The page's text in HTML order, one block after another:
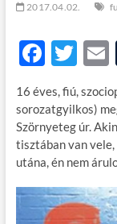
2017.04.02.
F
e
b
o
o
k
T
itt
er
16 éves, fiú,
sorozatgyilkos)
Szörnyeteg úr.
tisztában van vele,
utána, én nem